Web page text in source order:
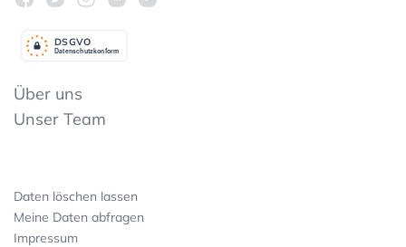
Datenschutzkonform
DSGVO
Über uns
Unser Team
Daten löschen lassen
Meine Daten abfragen
Impressum